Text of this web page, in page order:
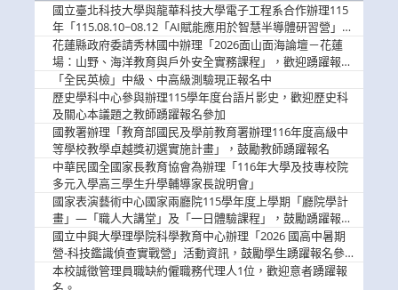
國立臺北科技大學與龍華科技大學電子工程系合作辦理115
年「115.08.10~08.12「AI賦能應用於智慧半導體研習營」，
歡迎學生踴躍報名參加
花蓮縣政府委請秀林國中辦理「2026面山面海論壇－花蓮
場：山野、海洋教育與戶外安全實務課程」，歡迎踴躍報名
參加
「全民英檢」中級、中高級測驗現正報名中
歷史學科中心參與辦理115學年度台語片影史，歡迎歷史科
及關心本議題之教師踴躍報名參加
國教署辦理「教育部國民及學前教育署辦理116年度高級中
等學校教學卓越獎初選實施計畫」，鼓勵教師踴躍報名
中華民國全國家長教育協會為辦理「116年大學及技專校院
多元入學高三學生升學輔導家長說明會」
國家表演藝術中心國家兩廳院115學年度上學期「廳院學計
畫」—「職人大講堂」及「一日體驗課程」，鼓勵踴躍報名
參與。
國立中興大學理學院科學教育中心辦理「2026 國高中暑期
營-科技鑑識偵查實戰營」活動資訊，鼓勵學生踴躍報名參
加。
本校誠徵管理員職缺約僱職務代理人1位，歡迎意者踴躍報